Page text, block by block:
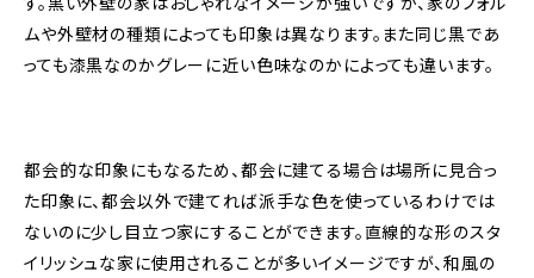
ムや外壁材の種類によっても印象は異なります。また同じ黒であ
っても漆黒なのかグレーに近い色味なのかによっても違います。
都会的な印象にもなるため、都会に建てる場合は場所に見合っ
た印象に、都会以外で建てれば派手な色を使っているわけでは
ないのに少し目立つ家にすることができます。直線的な形のスタ
イリッシュな家に使用されることが多いイメージですが、和風の